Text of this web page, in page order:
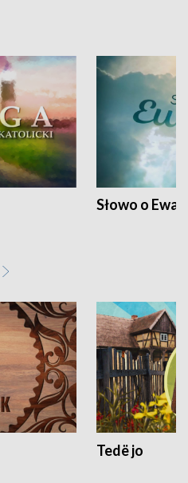
Słowo o
Tedë jo